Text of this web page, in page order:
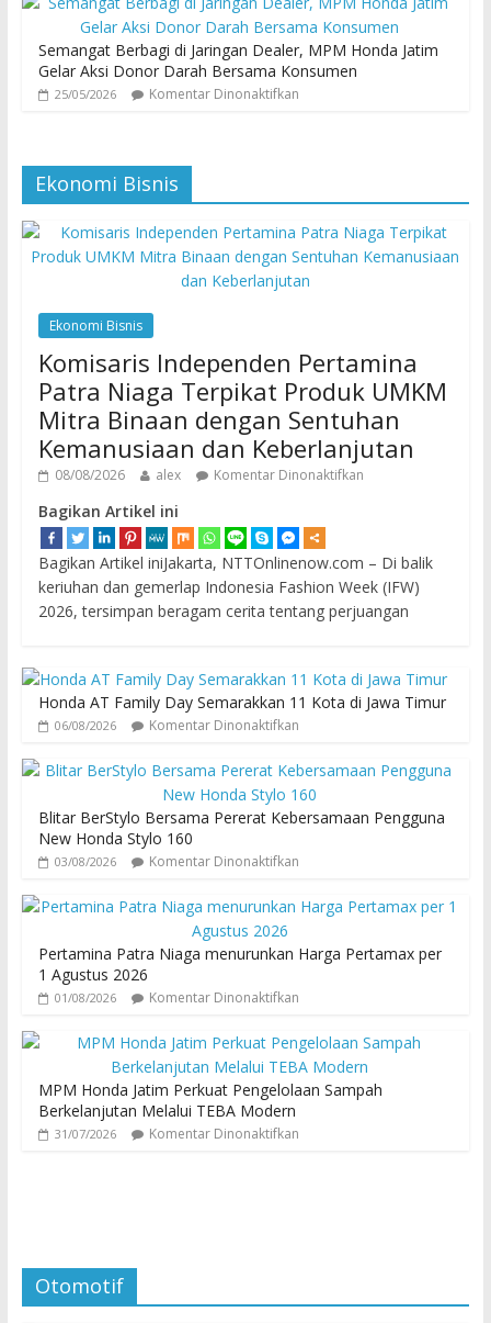
Semangat Berbagi di Jaringan Dealer, MPM Honda Jatim
Gelar Aksi Donor Darah Bersama Konsumen
25/05/2026 Komentar Dinonaktifkan
Ekonomi Bisnis
Ekonomi Bisnis
Komisaris Independen Pertamina
Patra Niaga Terpikat Produk UMKM
Mitra Binaan dengan Sentuhan
Kemanusiaan dan Keberlanjutan
08/08/2026 alex Komentar Dinonaktifkan
Bagikan Artikel ini
Bagikan Artikel iniJakarta, NTTOnlinenow.com – Di balik
keriuhan dan gemerlap Indonesia Fashion Week (IFW)
2026, tersimpan beragam cerita tentang perjuangan
Honda AT Family Day Semarakkan 11 Kota di Jawa Timur
06/08/2026 Komentar Dinonaktifkan
Blitar BerStylo Bersama Pererat Kebersamaan Pengguna
New Honda Stylo 160
03/08/2026 Komentar Dinonaktifkan
Pertamina Patra Niaga menurunkan Harga Pertamax per
1 Agustus 2026
01/08/2026 Komentar Dinonaktifkan
MPM Honda Jatim Perkuat Pengelolaan Sampah
Berkelanjutan Melalui TEBA Modern
31/07/2026 Komentar Dinonaktifkan
Otomotif